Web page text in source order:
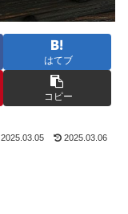
はてブ
コピー
2025.03.05 2025.03.06